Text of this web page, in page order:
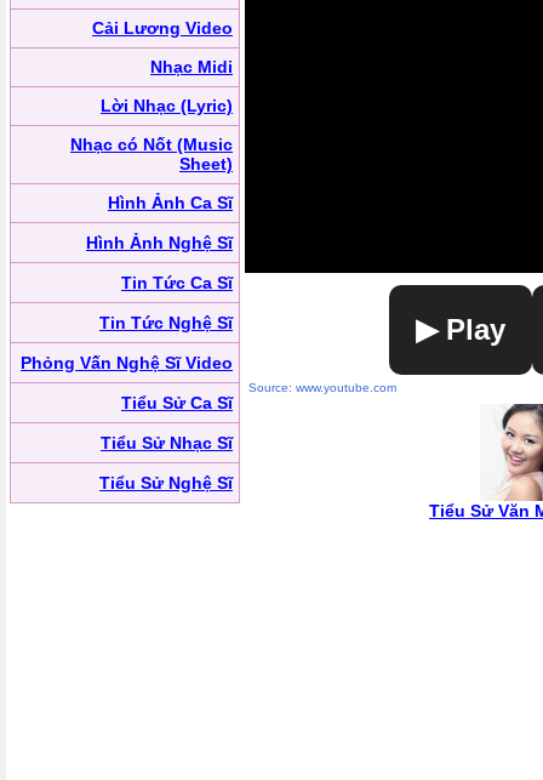
Cải Lương Video
Nhạc Midi
Lời Nhạc (Lyric)
Nhạc có Nốt (Music
Sheet)
Hình Ảnh Ca Sĩ
Hình Ảnh Nghệ Sĩ
Tin Tức Ca Sĩ
Tin Tức Nghệ Sĩ
Phỏng Vấn Nghệ Sĩ Video
Tiểu Sử Ca Sĩ
Tiểu Sử Nhạc Sĩ
Tiểu Sử Nghệ Sĩ
▶ Play
Source: www.youtube.com
Tiểu Sử Văn